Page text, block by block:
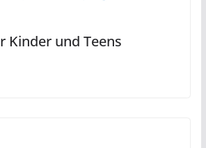
Kinder und Teens